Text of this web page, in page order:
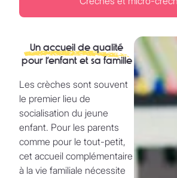
Un accueil de qualité
pour l’enfant et sa famille
Les crèches sont souvent
le premier lieu de
socialisation du jeune
enfant. Pour les parents
comme pour le tout-petit,
cet accueil complémentaire
à la vie familiale nécessite